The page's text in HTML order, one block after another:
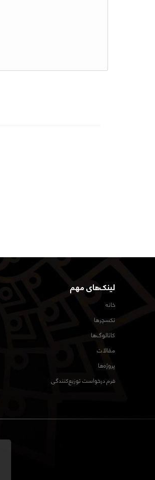
لینک‌های مهم
خانه
تکسچرها
کاتالوگ‌ها
مقالات
پروژه‌ها
فرم درخواست توزیع‌کنندگی